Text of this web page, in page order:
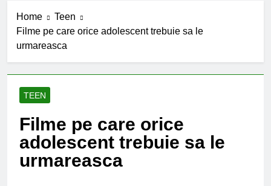
meu
6 Ani Ago
Earthing sau
beneficiile contactului
cu Pamantul
6 Ani Ago
Home
Teen
Filme pe care orice adolescent trebuie sa le
urmareasca
TEEN
Filme pe care orice
adolescent trebuie sa le
urmareasca